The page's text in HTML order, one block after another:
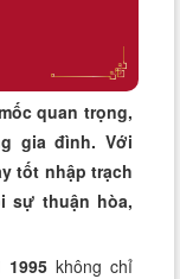
quan trọng,
gia đình. Với
tốt nhập trạch
sự thuận hòa,
1995 không chỉ